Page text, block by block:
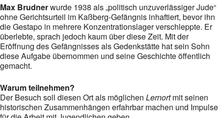
Max Brudnerwurde 1938 als „politisch unzuverlässiger Jude“
ohne Gerichtsurteil im Kaßberg‑Gefängnis inhaftiert, bevor ihn
die Gestapo in mehrere Konzentrationslager verschleppte. Er
überlebte, sprach jedoch kaum über diese Zeit. Mit der
Eröffnung des Gefängnisses als Gedenkstätte hat sein Sohn
diese Aufgabe übernommen und seine Geschichte öffentlich
gemacht.
Warum teilnehmen?
Der Besuch soll diesen Ort als möglichen Lernortmit seinen
historischen Zusammenhängen erfahrbar machen und Impulse